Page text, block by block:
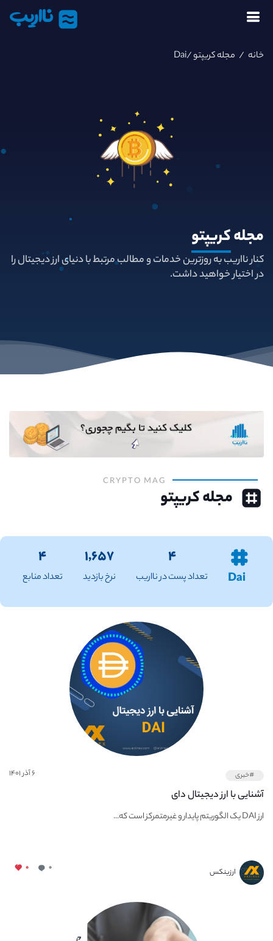
نااریب
خانه / مجله کریپتو/Dai
مجلهکریپتو
کنار نااریب به روزترین خدمات و مطالب مرتبط با دنیای ارز دیجیتال را
در اختیار خواهید داشت.
CRYPTO MAG
مجله کریپتو
Dai
۴
تعداد پست در نااریب
۱,۶۵۷
نرخ بازدید
۴
تعداد منابع
#خبری ۶ آذر ۱۴۰۱
آشنایی با ارز دیجیتال دای
ارز DAI یک الگوریتم پایدار و غیرمتمرکز است که...
ارزینکس ۰ ۰